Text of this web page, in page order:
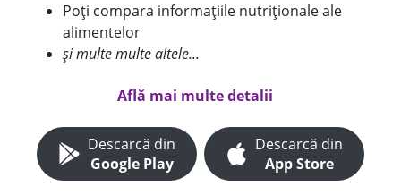
Poți compara informațiile nutriționale ale
alimentelor
și multe multe altele...
Află mai multe detalii
Descarcă din
Google Play
Descarcă din
App Store